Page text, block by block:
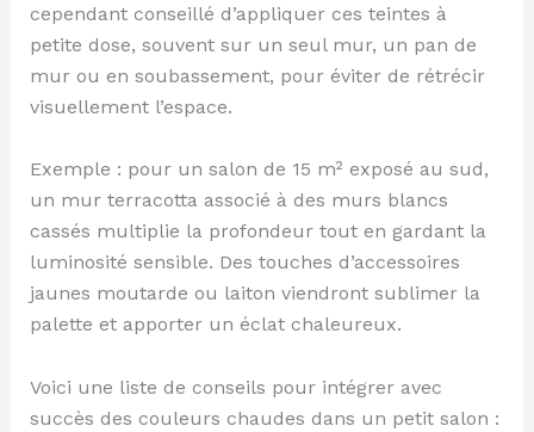
cependant conseillé d’appliquer ces teintes à
petite dose, souvent sur un seul mur, un pan de
mur ou en soubassement, pour éviter de rétrécir
visuellement l’espace.
Exemple : pour un salon de 15 m² exposé au sud,
un mur terracotta associé à des murs blancs
cassés multiplie la profondeur tout en gardant la
luminosité sensible. Des touches d’accessoires
jaunes moutarde ou laiton viendront sublimer la
palette et apporter un éclat chaleureux.
Voici une liste de conseils pour intégrer avec
succès des couleurs chaudes dans un petit salon :